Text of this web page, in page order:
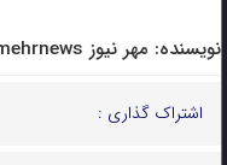
نویسنده: مهر نیوز mehrnews
اشتراک گذاری :